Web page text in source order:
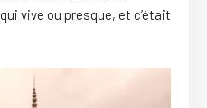
vive ou presque, et c’était